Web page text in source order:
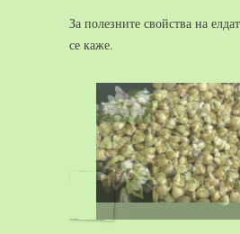
За полезните свойства на
се каже.